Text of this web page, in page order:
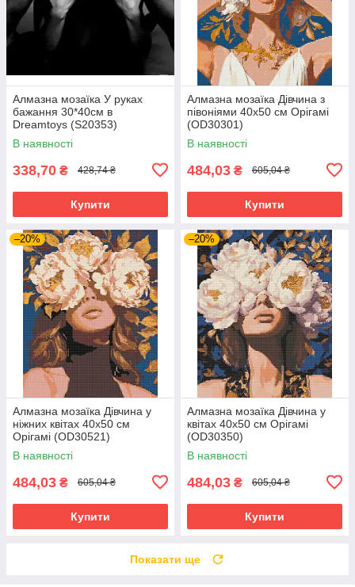
Алмазна мозаїка У руках
бажання 30*40см в
Dreamtoys (S20353)
В наявності
338,70 ₴ 428,74 ₴
Купити
Алмазна мозаїка Дівчина з
півоніями 40х50 см Орігамі
(OD30301)
В наявності
484,03 ₴ 605,04 ₴
Купити
–20%
Алмазна мозаїка Дівчина у
ніжних квітах 40х50 см
Орігамі (OD30521)
В наявності
484,03 ₴ 605,04 ₴
Купити
–20%
Алмазна мозаїка Дівчина у
квітах 40х50 см Орігамі
(OD30350)
В наявності
484,03 ₴ 605,04 ₴
Купити
Показати ще